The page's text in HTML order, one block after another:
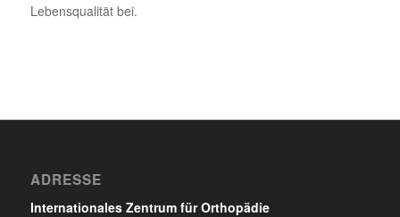
Lebensqualität bei.
ADRESSE
Internationales Zentrum für Orthopädie